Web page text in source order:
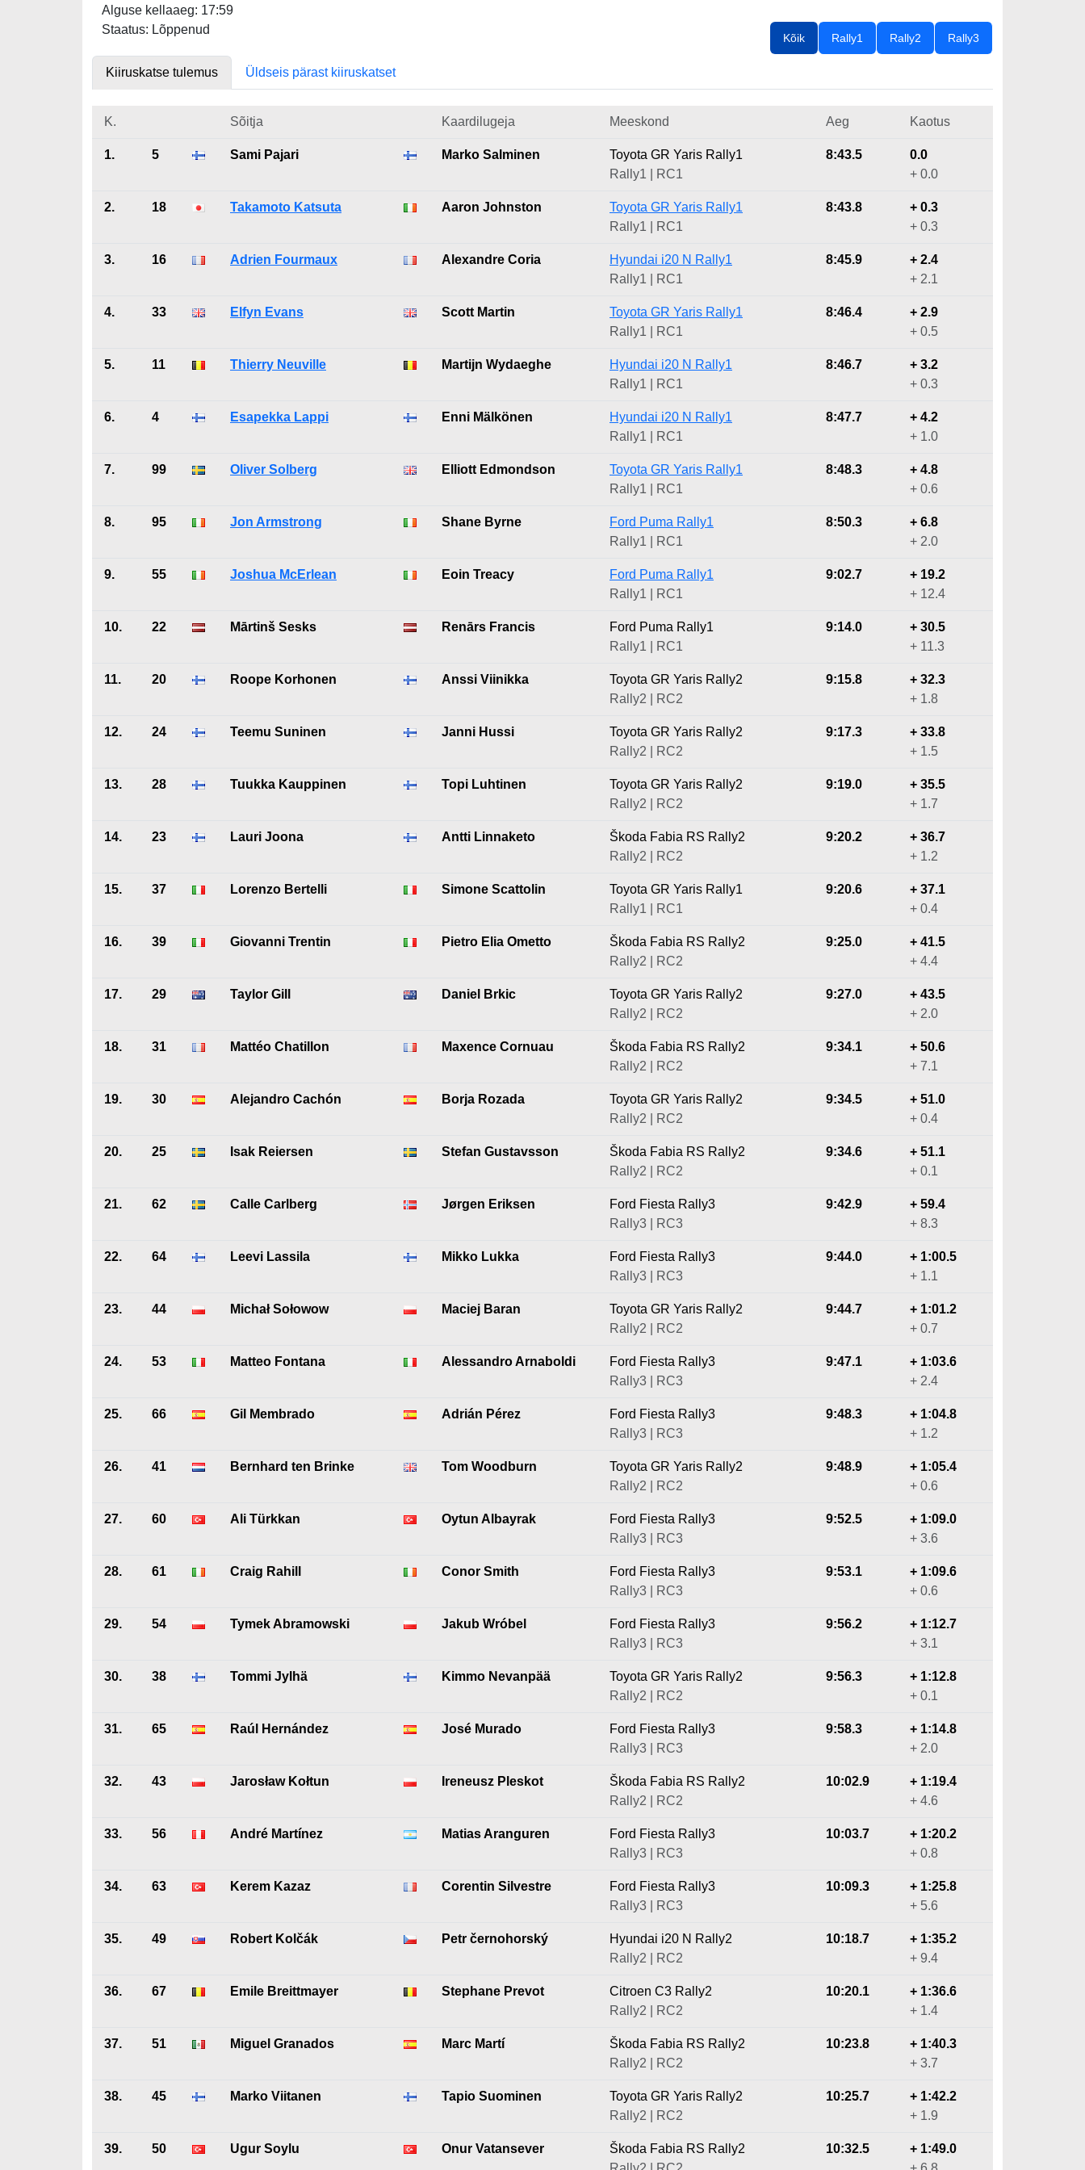
Alguse kellaaeg: 17:59
Staatus: Lõppenud
Kõik Rally1 Rally2 Rally3
Kiiruskatse tulemus Üldseis pärast kiiruskatset
K. Sõitja Kaardilugeja Meeskond Aeg Kaotus
1. 5 Sami Pajari Marko Salminen
Toyota GR Yaris Rally1
Rally1 | RC1
8:43.5
0.0
+ 0.0
2. 18 Takamoto Katsuta Aaron Johnston
Toyota GR Yaris Rally1
Rally1 | RC1
8:43.8
+ 0.3
+ 0.3
3. 16 Adrien Fourmaux Alexandre Coria
Hyundai i20 N Rally1
Rally1 | RC1
8:45.9
+ 2.4
+ 2.1
4. 33 Elfyn Evans Scott Martin
Toyota GR Yaris Rally1
Rally1 | RC1
8:46.4
+ 2.9
+ 0.5
5. 11 Thierry Neuville Martijn Wydaeghe
Hyundai i20 N Rally1
Rally1 | RC1
8:46.7
+ 3.2
+ 0.3
6. 4 Esapekka Lappi Enni Mälkönen
Hyundai i20 N Rally1
Rally1 | RC1
8:47.7
+ 4.2
+ 1.0
7. 99 Oliver Solberg Elliott Edmondson
Toyota GR Yaris Rally1
Rally1 | RC1
8:48.3
+ 4.8
+ 0.6
8. 95 Jon Armstrong Shane Byrne
Ford Puma Rally1
Rally1 | RC1
8:50.3
+ 6.8
+ 2.0
9. 55 Joshua McErlean Eoin Treacy
Ford Puma Rally1
Rally1 | RC1
9:02.7
+ 19.2
+ 12.4
10. 22 Mārtinš Sesks Renārs Francis
Ford Puma Rally1
Rally1 | RC1
9:14.0
+ 30.5
+ 11.3
11. 20 Roope Korhonen Anssi Viinikka
Toyota GR Yaris Rally2
Rally2 | RC2
9:15.8
+ 32.3
+ 1.8
12. 24 Teemu Suninen Janni Hussi
Toyota GR Yaris Rally2
Rally2 | RC2
9:17.3
+ 33.8
+ 1.5
13. 28 Tuukka Kauppinen Topi Luhtinen
Toyota GR Yaris Rally2
Rally2 | RC2
9:19.0
+ 35.5
+ 1.7
14. 23 Lauri Joona Antti Linnaketo
Škoda Fabia RS Rally2
Rally2 | RC2
9:20.2
+ 36.7
+ 1.2
15. 37 Lorenzo Bertelli Simone Scattolin
Toyota GR Yaris Rally1
Rally1 | RC1
9:20.6
+ 37.1
+ 0.4
16. 39 Giovanni Trentin Pietro Elia Ometto
Škoda Fabia RS Rally2
Rally2 | RC2
9:25.0
+ 41.5
+ 4.4
17. 29 Taylor Gill Daniel Brkic
Toyota GR Yaris Rally2
Rally2 | RC2
9:27.0
+ 43.5
+ 2.0
18. 31 Mattéo Chatillon Maxence Cornuau
Škoda Fabia RS Rally2
Rally2 | RC2
9:34.1
+ 50.6
+ 7.1
19. 30 Alejandro Cachón Borja Rozada
Toyota GR Yaris Rally2
Rally2 | RC2
9:34.5
+ 51.0
+ 0.4
20. 25 Isak Reiersen Stefan Gustavsson
Škoda Fabia RS Rally2
Rally2 | RC2
9:34.6
+ 51.1
+ 0.1
21. 62 Calle Carlberg Jørgen Eriksen
Ford Fiesta Rally3
Rally3 | RC3
9:42.9
+ 59.4
+ 8.3
22. 64 Leevi Lassila Mikko Lukka
Ford Fiesta Rally3
Rally3 | RC3
9:44.0
+ 1:00.5
+ 1.1
23. 44 Michał Sołowow Maciej Baran
Toyota GR Yaris Rally2
Rally2 | RC2
9:44.7
+ 1:01.2
+ 0.7
24. 53 Matteo Fontana Alessandro Arnaboldi
Ford Fiesta Rally3
Rally3 | RC3
9:47.1
+ 1:03.6
+ 2.4
25. 66 Gil Membrado Adrián Pérez
Ford Fiesta Rally3
Rally3 | RC3
9:48.3
+ 1:04.8
+ 1.2
26. 41 Bernhard ten Brinke Tom Woodburn
Toyota GR Yaris Rally2
Rally2 | RC2
9:48.9
+ 1:05.4
+ 0.6
27. 60 Ali Türkkan Oytun Albayrak
Ford Fiesta Rally3
Rally3 | RC3
9:52.5
+ 1:09.0
+ 3.6
28. 61 Craig Rahill Conor Smith
Ford Fiesta Rally3
Rally3 | RC3
9:53.1
+ 1:09.6
+ 0.6
29. 54 Tymek Abramowski Jakub Wróbel
Ford Fiesta Rally3
Rally3 | RC3
9:56.2
+ 1:12.7
+ 3.1
30. 38 Tommi Jylhä Kimmo Nevanpää
Toyota GR Yaris Rally2
Rally2 | RC2
9:56.3
+ 1:12.8
+ 0.1
31. 65 Raúl Hernández José Murado
Ford Fiesta Rally3
Rally3 | RC3
9:58.3
+ 1:14.8
+ 2.0
32. 43 Jarosław Kołtun Ireneusz Pleskot
Škoda Fabia RS Rally2
Rally2 | RC2
10:02.9
+ 1:19.4
+ 4.6
33. 56 André Martínez Matias Aranguren
Ford Fiesta Rally3
Rally3 | RC3
10:03.7
+ 1:20.2
+ 0.8
34. 63 Kerem Kazaz Corentin Silvestre
Ford Fiesta Rally3
Rally3 | RC3
10:09.3
+ 1:25.8
+ 5.6
35. 49 Robert Kolčák Petr černohorský
Hyundai i20 N Rally2
Rally2 | RC2
10:18.7
+ 1:35.2
+ 9.4
36. 67 Emile Breittmayer Stephane Prevot
Citroen C3 Rally2
Rally2 | RC2
10:20.1
+ 1:36.6
+ 1.4
37. 51 Miguel Granados Marc Martí
Škoda Fabia RS Rally2
Rally2 | RC2
10:23.8
+ 1:40.3
+ 3.7
38. 45 Marko Viitanen Tapio Suominen
Toyota GR Yaris Rally2
Rally2 | RC2
10:25.7
+ 1:42.2
+ 1.9
39. 50 Ugur Soylu Onur Vatansever
Škoda Fabia RS Rally2
10:32.5
+ 1:49.0